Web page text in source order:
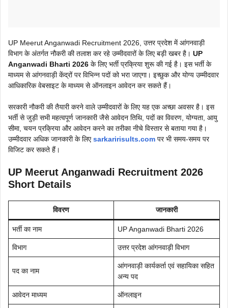
UP Meerut Anganwadi Recruitment 2026, उत्तर प्रदेश में आंगनवाड़ी
विभाग के अंतर्गत नौकरी की तलाश कर रहे उम्मीदवारों के लिए बड़ी खबर है। UP
Anganwadi Bharti 2026 के लिए भर्ती प्रक्रिया शुरू की गई है। इस भर्ती के
माध्यम से आंगनवाड़ी केंद्रों पर विभिन्न पदों को भरा जाएगा। इच्छुक और योग्य उम्मीदवार
आधिकारिक वेबसाइट के माध्यम से ऑनलाइन आवेदन कर सकते हैं।
सरकारी नौकरी की तैयारी करने वाले उम्मीदवारों के लिए यह एक अच्छा अवसर है। इस
भर्ती से जुड़ी सभी महत्वपूर्ण जानकारी जैसे आवेदन तिथि, पदों का विवरण, योग्यता, आयु
सीमा, चयन प्रक्रिया और आवेदन करने का तरीका नीचे विस्तार से बताया गया है।
उम्मीदवार अधिक जानकारी के लिएsarkaririsults.com पर भी समय-समय पर
विजिट कर सकते हैं।
UP Meerut Anganwadi Recruitment 2026
Short Details
विवरण जानकारी
भर्ती का नाम UP Anganwadi Bharti 2026
विभाग उत्तर प्रदेश आंगनवाड़ी विभाग
पद का नाम
आंगनवाड़ी कार्यकर्ता एवं सहायिका सहित
अन्य पद
आवेदन माध्यम ऑनलाइन